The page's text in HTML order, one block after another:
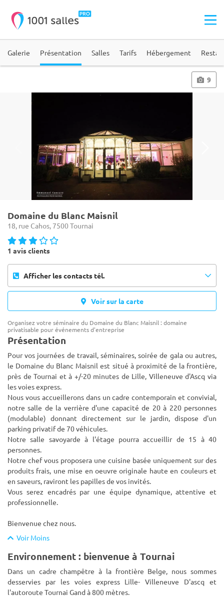
Galerie Présentation Salles Tarifs Hébergement
9
Domaine du Blanc Maisnil
18, rue Cahos, 7500 Tournai
1 avis clients
Afficher les contacts tél.
Voir sur la carte
Organisez votre séminaire du Domaine du Blanc Maisnil : domaine
privatisable pour événements d'entreprise
Présentation
Pour vos journées de travail, séminaires, soirée de gala ou autres,
le Domaine du Blanc Maisnil est situé à proximité de la frontière,
près de Tournai et à +/-20 minutes de Lille, Villeneuve d'Ascq via
les voies express.
Nous vous accueillerons dansun cadre contemporain et convivial,
notre salle de la verrière d'une capacité de 20 à 220 personnes
(modulable) donnant directement sur le jardin, dispose d'un
parking privatif de 70 véhicules.
Notre salle savoyarde à l'étage pourra accueillir de 15 à 40
personnes.
Notre chef vous proposera une cuisine basée uniquement sur des
produits frais, une mise en oeuvre originale haute en couleurs et
en saveurs, raviront les papilles de vos invités.
Vous serez encadrés par une équipe dynamique, attentive et
professionnelle.
Bienvenue chez nous.
Voir Moins
Environnement : bienvenue à Tournai
Dans un cadre champêtre à la frontière Belge, nous sommes
desservies par les voies express Lille- Villeneuve D'ascq et
l'autoroute Tournai Gand à 800 mètres.